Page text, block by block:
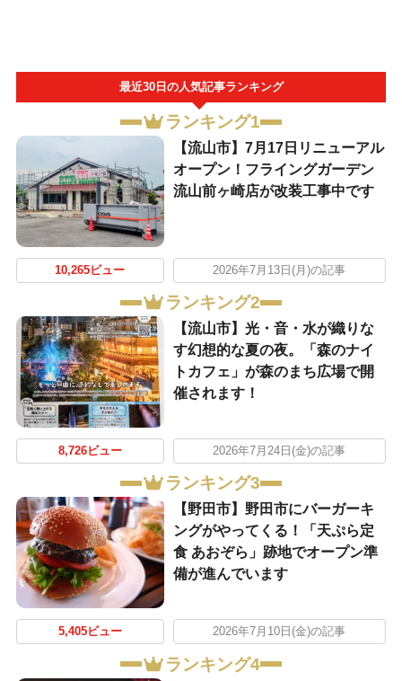
最近30日の人気記事ランキング
ランキング1
【流山市】7月17日リニューアル
オープン！フライングガーデン
流山前ヶ崎店が改装工事中です
10,265ビュー 2026年7月13日(月)の記事
ランキング2
【流山市】光・音・水が織りな
す幻想的な夏の夜。「森のナイ
トカフェ」が森のまち広場で開
催されます！
8,726ビュー 2026年7月24日(金)の記事
ランキング3
【野田市】野田市にバーガーキ
ングがやってくる！「天ぷら定
食 あおぞら」跡地でオープン準
備が進んでいます
5,405ビュー 2026年7月10日(金)の記事
ランキング4